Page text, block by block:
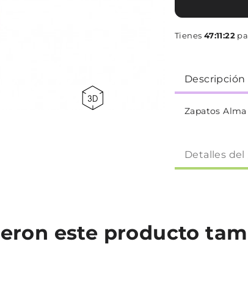
Tienes 47:11:22
Descripción
Zapatos
Detalles
este producto